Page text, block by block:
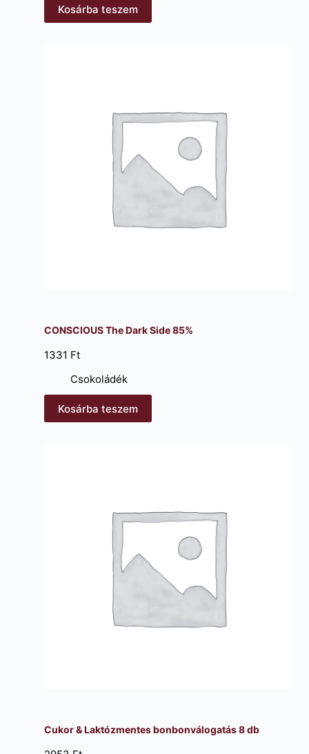
Kosárba teszem
CONSCIOUS The Dark Side 85%
1331 Ft
Csokoládék
Kosárba teszem
Cukor & Laktózmentes bonbonválogatás 8 db